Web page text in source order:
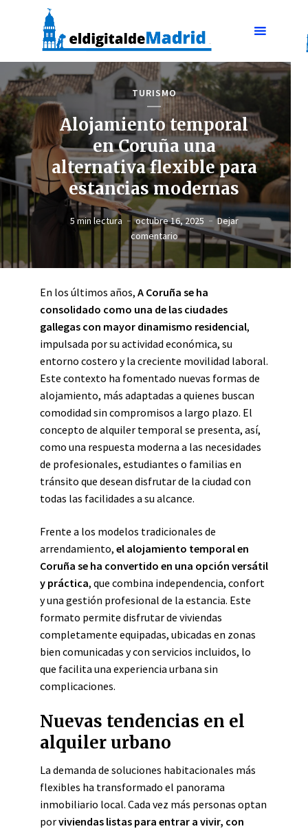
TURISMO
Alojamiento temporal
en Coruña una
alternativa flexible para
estancias modernas
5 min lectura octubre 16, 2025
Dejar
comentario
En los últimos años, A Coruña se ha
consolidado como una de las ciudades
gallegas con mayor dinamismo residencial,
impulsada por su actividad económica, su
entorno costero y la creciente movilidad laboral.
Este contexto ha fomentado nuevas formas de
alojamiento, más adaptadas a quienes buscan
comodidad sin compromisos a largo plazo. El
concepto de alquiler temporal se presenta, así,
como una respuesta moderna a las necesidades
de profesionales, estudiantes o familias en
tránsito que desean disfrutar de la ciudad con
todas las facilidades a su alcance.
Frente a los modelos tradicionales de
arrendamiento, el alojamiento temporal en
Coruña se ha convertido en una opción versátil
y práctica, que combina independencia, confort
y una gestión profesional de la estancia. Este
formato permite disfrutar de viviendas
completamente equipadas, ubicadas en zonas
bien comunicadas y con servicios incluidos, lo
que facilita una experiencia urbana sin
complicaciones.
Nuevas tendencias en el
alquiler urbano
La demanda de soluciones habitacionales más
flexibles ha transformado el panorama
inmobiliario local. Cada vez más personas optan
porviviendas listas para entrar a vivir, con